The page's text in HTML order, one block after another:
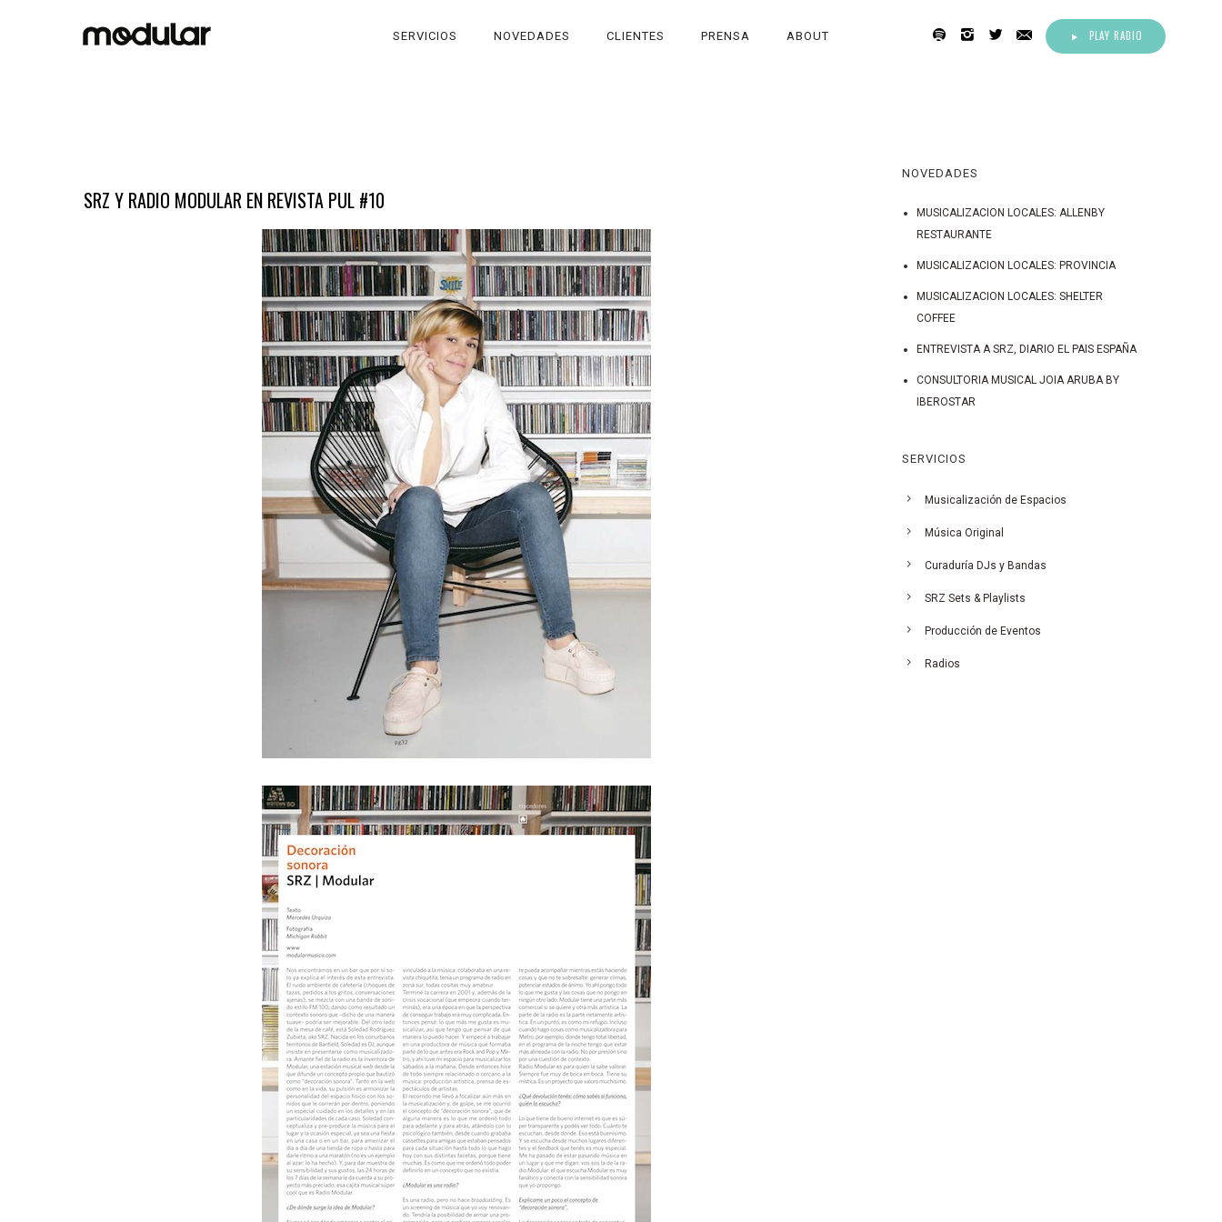
PLAY RADIO
SERVICIOS NOVEDADES CLIENTES PRENSA ABOUT
SRZ Y RADIO MODULAR EN REVISTA PUL #10
NOVEDADES
MUSICALIZACION LOCALES: ALLENBY
RESTAURANTE
MUSICALIZACION LOCALES: PROVINCIA
MUSICALIZACION LOCALES: SHELTER
COFFEE
ENTREVISTA A SRZ, DIARIO EL PAIS ESPAÑA
CONSULTORIA MUSICAL JOIA ARUBA BY
IBEROSTAR
SERVICIOS
Musicalización de Espacios
Música Original
Curaduría DJs y Bandas
SRZ Sets & Playlists
Producción de Eventos
Radios